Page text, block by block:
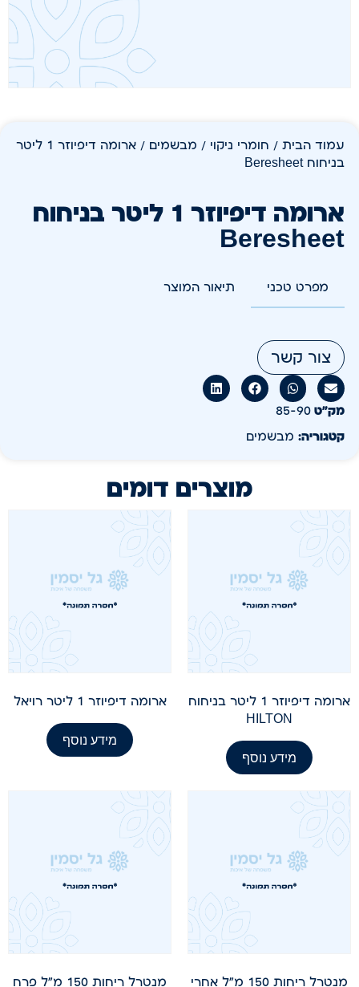
עמוד הבית / חומרי ניקוי / מבשמים
/ ארומה דיפיוזר 1 ליטר
בניחוח Beresheet
ארומה דיפיוזר 1 ליטר בניחוח
Beresheet
מפרט טכני תיאור המוצר
צור קשר
מק״ט 85-90
קטגוריה: מבשמים
מוצרים דומים
ארומה דיפיוזר 1 ליטר בניחוח
HILTON
מידע נוסף
ארומה דיפיוזר 1 ליטר רויאל
מידע נוסף
מנטרל ריחות 150 מ"ל אחרי
מנטרל ריחות 150 מ"ל פרח